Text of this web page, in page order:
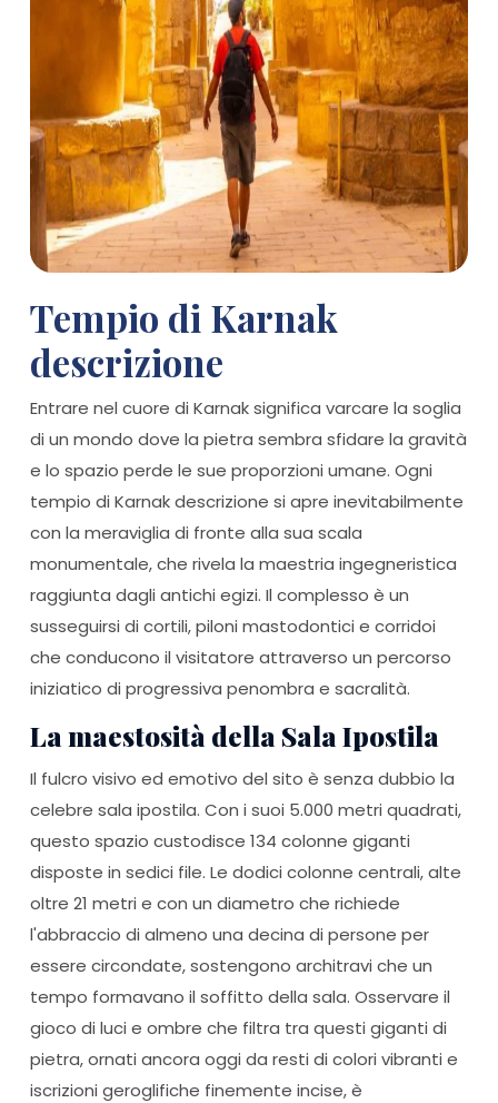
Tempio di Karnak
descrizione
Entrare nel cuore di Karnak significa varcare la soglia
di un mondo dove la pietra sembra sfidare la gravità
e lo spazio perde le sue proporzioni umane. Ogni
tempio di Karnak descrizione si apre inevitabilmente
con la meraviglia di fronte alla sua scala
monumentale, che rivela la maestria ingegneristica
raggiunta dagli antichi egizi. Il complesso è un
susseguirsi di cortili, piloni mastodontici e corridoi
che conducono il visitatore attraverso un percorso
iniziatico di progressiva penombra e sacralità.
La maestosità della Sala Ipostila
Il fulcro visivo ed emotivo del sito è senza dubbio la
celebre sala ipostila. Con i suoi 5.000 metri quadrati,
questo spazio custodisce 134 colonne giganti
disposte in sedici file. Le dodici colonne centrali, alte
oltre 21 metri e con un diametro che richiede
l'abbraccio di almeno una decina di persone per
essere circondate, sostengono architravi che un
tempo formavano il soffitto della sala. Osservare il
gioco di luci e ombre che filtra tra questi giganti di
pietra, ornati ancora oggi da resti di colori vibranti e
iscrizioni geroglifiche finemente incise, è